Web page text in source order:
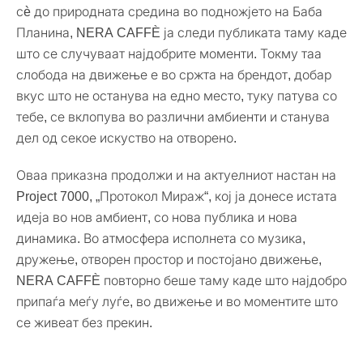
сè до природната средина во подножјето на Баба
Планина, NERA CAFFÈ ја следи публиката таму каде
што се случуваат најдобрите моменти. Токму таа
слобода на движење е во сржта на брендот, добар
вкус што не останува на едно место, туку патува со
тебе, се вклопува во различни амбиенти и станува
дел од секое искуство на отворено.
Оваа приказна продолжи и на актуелниот настан на
Project 7000, „Протокол Мираж“, кој ја донесе истата
идеја во нов амбиент, со нова публика и нова
динамика. Во атмосфера исполнета со музика,
дружење, отворен простор и постојано движење,
NERA CAFFÈ повторно беше таму каде што најдобро
припаѓа меѓу луѓе, во движење и во моментите што
се живеат без прекин.